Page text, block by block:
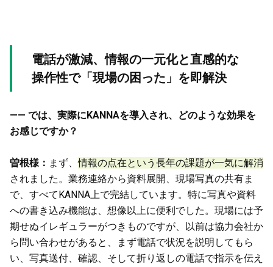
電話が激減、情報の一元化と直感的な
操作性で「現場の困った」を即解決
—— では、実際にKANNAを導入され、どのような効果を
お感じですか？
曽根様： まず、情報の点在という長年の課題が一気に解消
されました。業務連絡から資料展開、現場写真の共有ま
で、すべてKANNA上で完結しています。特に写真や資料
への書き込み機能は、想像以上に便利でした。現場には予
期せぬイレギュラーがつきものですが、以前は協力会社か
ら問い合わせがあると、まず電話で状況を説明してもら
い、写真送付、確認、そして折り返しの電話で指示を伝え